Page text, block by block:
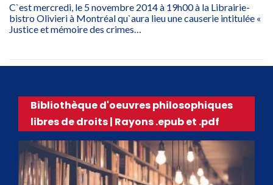
C`est mercredi, le 5 novembre 2014 à 19h00 à la Librairie-
bistro Olivieri à Montréal qu`aura lieu une causerie intitulée «
Justice et mémoire des crimes…
Bibliothèque d'oeuvres philosophiques
libres de droits | Rayons .epub et .pdf